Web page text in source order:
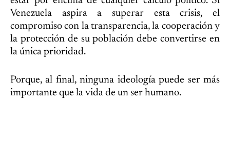
Venezuela aspira a superar esta crisis, el
compromiso con la transparencia, la cooperación y
la protección de su población debe convertirse en
la única prioridad.
Porque, al final, ninguna ideología puede ser más
importante que la vida de un ser humano.